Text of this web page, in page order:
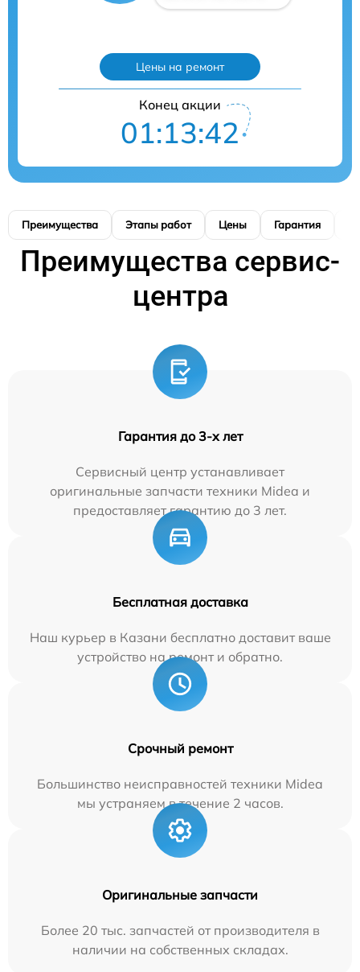
Цены на ремонт
Конец акции
01:13:41
Преимущества Этапы работ Цены Гарантия
Преимущества сервис-
центра
Гарантия до 3-х лет
Сервисный центр устанавливает
оригинальные запчасти техники Midea и
предоставляет гарантию до 3 лет.
Бесплатная доставка
Наш курьер в Казани бесплатно доставит ваше
устройство на ремонт и обратно.
Срочный ремонт
Большинство неисправностей техники Midea
мы устраняем в течение 2 часов.
Оригинальные запчасти
Более 20 тыс. запчастей от производителя в
наличии на собственных складах.